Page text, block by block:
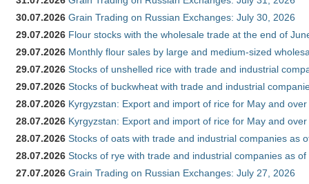
30.07.2026 Grain Trading on Russian Exchanges: July 30, 2026
29.07.2026 Flour stocks with the wholesale trade at the end of
29.07.2026 Monthly flour sales by large and medium-sized
29.07.2026 Stocks of unshelled rice with trade and industrial
29.07.2026 Stocks of buckwheat with trade and industrial
28.07.2026 Kyrgyzstan: Export and import of rice for May and
28.07.2026 Kyrgyzstan: Export and import of rice for May and
28.07.2026 Stocks of oats with trade and industrial companies as
28.07.2026 Stocks of rye with trade and industrial companies as
27.07.2026 Grain Trading on Russian Exchanges: July 27, 2026